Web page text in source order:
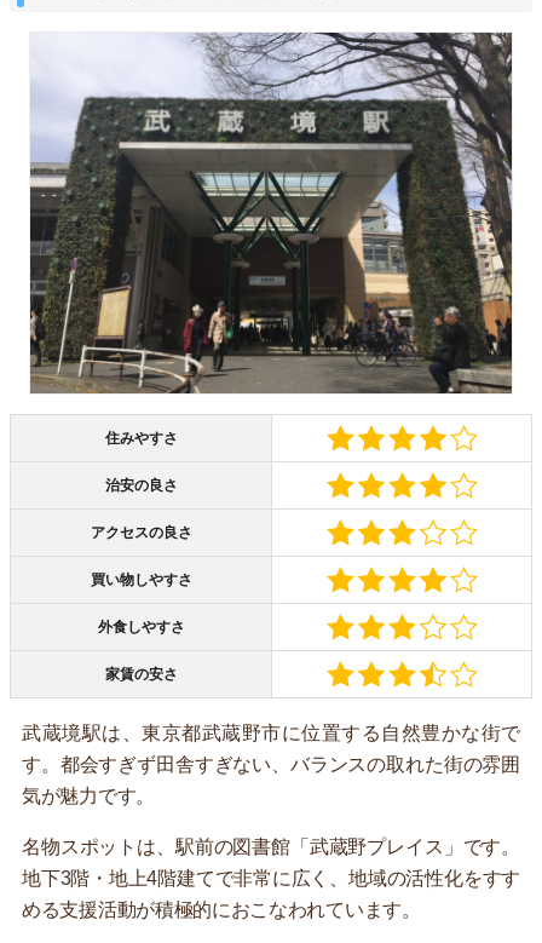
住みやすさ
治安の良さ
アクセスの良さ
買い物しやすさ
外食しやすさ
家賃の安さ
武蔵境駅は、東京都武蔵野市に位置する自然豊かな街で
す。都会すぎず田舎すぎない、バランスの取れた街の雰囲
気が魅力です。
名物スポットは、駅前の図書館「武蔵野プレイス」です。
地下3階・地上4階建てで非常に広く、地域の活性化をすす
める支援活動が積極的におこなわれています。